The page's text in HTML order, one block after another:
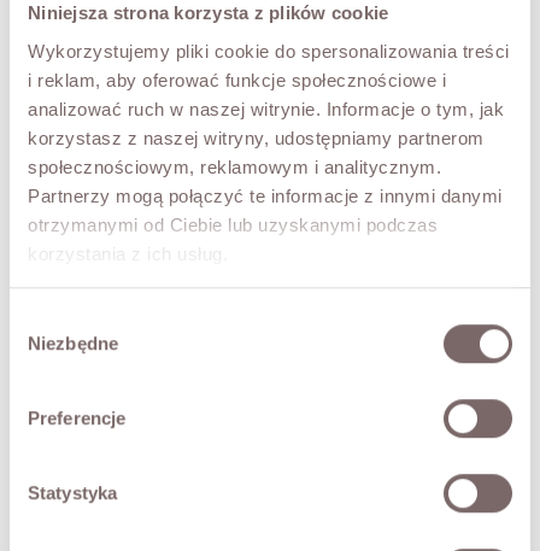
Niniejsza strona korzysta z plików cookie
Wykorzystujemy pliki cookie do spersonalizowania treści
i reklam, aby oferować funkcje społecznościowe i
analizować ruch w naszej witrynie. Informacje o tym, jak
korzystasz z naszej witryny, udostępniamy partnerom
społecznościowym, reklamowym i analitycznym.
Partnerzy mogą połączyć te informacje z innymi danymi
otrzymanymi od Ciebie lub uzyskanymi podczas
korzystania z ich usług.
zgody
Niezbędne
Preferencje
Statystyka
NEW! TRY IT ON VIRTUALLY
DESCRIPTION
A down coat in an elongated silhouette, designed for
maximum comfort and warmth on cooler days. It stands
out with a generous, naturally draping hood finished with
a striking trim of natural fur. A perfect blend of function,
• sleeves finished with long ribbed cuffs
• belt